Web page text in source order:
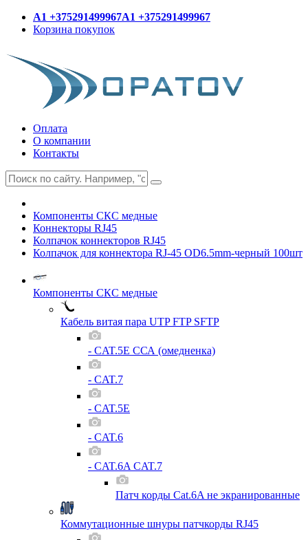
A1 +375291499967A1 +375291499967
Корзина покупок
Оплата
О компании
Контакты
Компоненты СКС медные
Коннекторы RJ45
Колпачок коннекторов RJ45
Колпачок для коннектора RJ-45 OD6.5mm-черный 100шт
Компоненты СКС медные
Кабель витая пара UTP FTP SFTP
- CAT.5E ССА (омедненка)
- CAT.7
- CAT.5E
- CAT.6
- CAT.6A CAT.7
Патч корды Cat.6A не экранированные
Коммутационные шнуры патчкорды RJ45